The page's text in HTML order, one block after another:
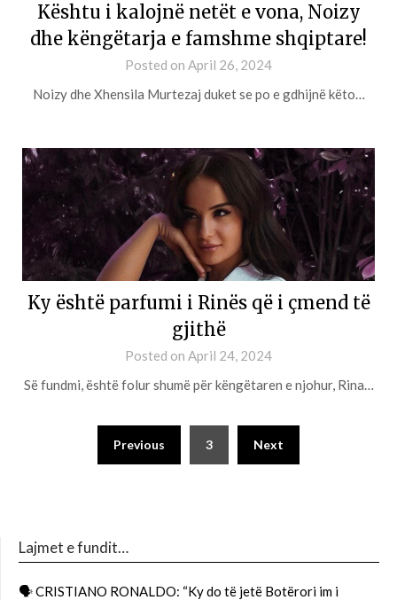
Kështu i kalojnë netët e vona, Noizy
dhe këngëtarja e famshme shqiptare!
Posted on April 26, 2024
Noizy dhe Xhensila Murtezaj duket se po e gdhijnë këto…
Ky është parfumi i Rinës që i çmend të
gjithë
Posted on April 24, 2024
Së fundmi, është folur shumë për këngëtaren e njohur, Rina…
Previous 3 Next
Lajmet e fundit…
🗣 CRISTIANO RONALDO: “Ky do të jetë Botërori im i